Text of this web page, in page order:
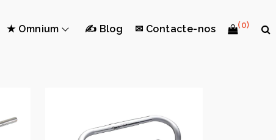
★ Omnium ✍ Blog ✉ Contacte-nos (0)